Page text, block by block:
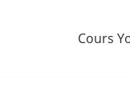
Cours